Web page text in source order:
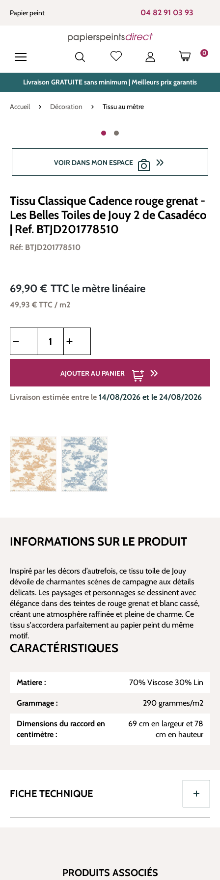
principal
Papier peint 04 82 91 03 93
0
LE
Livraison GRATUITE sans minimum | Meilleurs prix garantis
Accueil Décoration Tissu au mètre
VOIR DANS MON ESPACE
Tissu Classique Cadence rouge grenat -
Les Belles Toiles de Jouy 2 de Casadéco
| Ref. BTJD201778510
Réf: BTJD201778510
69,90 € TTC le mètre linéaire
49,93 € TTC / m2
AJOUTER AU PANIER
Livraison estimée entre le 14/08/2026 et le 24/08/2026
INFORMATIONS SUR LE PRODUIT
Inspiré par les décors d’autrefois, ce tissu toile de Jouy
dévoile de charmantes scènes de campagne aux détails
délicats. Les paysages et personnages se dessinent avec
élégance dans des teintes de rouge grenat et blanc cassé,
créant une atmosphère raffinée et pleine de charme. Ce
tissu s'accordera parfaitement au papier peint du même
motif.
CARACTÉRISTIQUES
Matiere : 70% Viscose 30% Lin
Grammage : 290 grammes/m2
Dimensions du raccord en
centimètre :
69 cm en largeur et 78
cm en hauteur
FICHE TECHNIQUE
PRODUITS ASSOCIÉS